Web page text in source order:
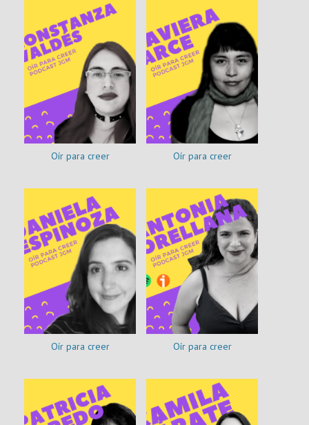
Oír para creer Oír para creer
Oír para creer Oír para creer